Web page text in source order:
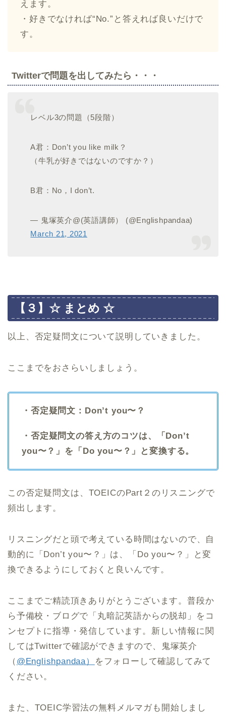
えます。
・好きでなければ“No.”と答えれば良いだけで
す。
Twitterで問題を出してみたら・・・
レベル3の問題（5段階）
A君：Don’t you like milk？
（牛乳が好きではないのですか？）
B君：No，I don’t.
— 鬼塚英介@(英語講師） (@Englishpandaa)
March 21, 2021
【３】☆ まとめ ☆
以上、否定疑問文について説明していきました。
ここまでをおさらいしましょう。
・否定疑問文：Don’t you〜？
・否定疑問文の答え方のコツは、「Don’t
you〜？」を「Do you〜？」と変換する。
この否定疑問文は、TOEICのPart２のリスニングで
頻出します。
リスニングだと頭で考えている時間はないので、自
動的に「Don’t you〜？」は、「Do you〜？」と変
換できるようにしておくと良いんです。
ここまでご精読頂きありがとうございます。普段か
ら予備校・ブログで「丸暗記英語からの脱却」をコ
ンセプトに指導・発信しています。新しい情報に関
してはTwitterで確認ができますので、鬼塚英介
（ @Englishpandaa）
をフォローして確認してみて
ください。
また、TOEIC学習法の無料メルマガも開始しまし